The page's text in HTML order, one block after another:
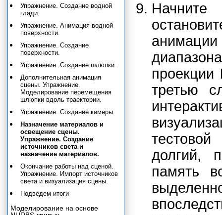
анимации
проекции
третью
долгий,
память
Упражнение. Создание водной
глади.
Упражнение. Анимация водной
поверхности.
Упражнение. Создание
поверхности.
Упражнение. Создание шлюпки.
Дополнительная анимация
сцены. Упражнение.
Моделирование перемещения
шлюпки вдоль траектории.
Упражнение. Создание камеры.
Назначение материалов и
освещение сцены.
Упражнение. Создание
источников света и
назначение материалов.
Окончание работы над сценой.
Упражнение. Импорт источников
света и визуализация сцены.
Подведем итоги
Моделирование на основе